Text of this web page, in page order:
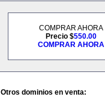
COMPRAR AHORA
Precio $550.00
COMPRAR AHORA
Otros dominios en venta: